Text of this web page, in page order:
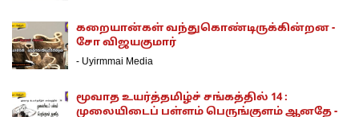
கறையான்கள் வந்துகொண்டிருக்கின்றன -
சோ விஜயகுமார்
- Uyirmmai Media
மூவாத உயர்த்தமிழ்ச் சங்கத்தில் 14 :
முலையிடைப் பள்ளம் பெருங்குளம் ஆனதே -